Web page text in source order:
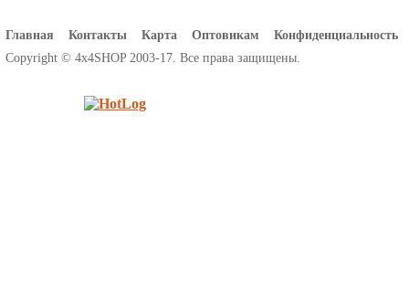
Главная Контакты Карта Оптовикам
Конфиденциальность
Copyright © 4x4SHOP 2003-17. Все права защищены.